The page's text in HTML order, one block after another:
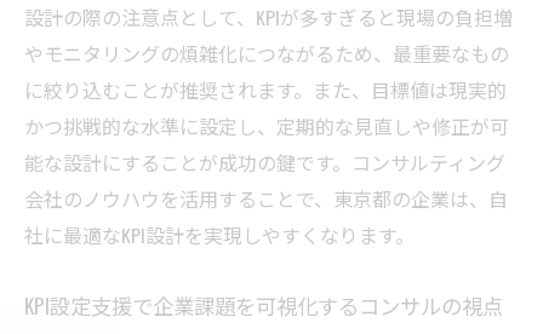
KPI運用体制の構築を支えるコンサルの役割
企業の目標達成を導くKPIモニタリング支援
目標達成を加速する東京都のコンサル戦略
コンサルが東京都企業の目標達成を支援す
る仕組み
KPIを基軸としたコンサル戦略の立案ポイン
企業成長を促進する東京都コンサルの戦略
設計の際の注意点として、KPIが多すぎると現場の負担増
やモニタリングの煩雑化につながるため、最重要なもの
に絞り込むことが推奨されます。また、目標値は現実的
かつ挑戦的な水準に設定し、定期的な見直しや修正が可
能な設計にすることが成功の鍵です。コンサルティング
会社のノウハウを活用することで、東京都の企業は、自
社に最適なKPI設計を実現しやすくなります。
KPI設定支援で企業課題を可視化するコンサルの視点